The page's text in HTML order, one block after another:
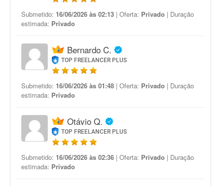
Submetido: 16/06/2026 às 02:13 | Oferta: Privado | Duração
estimada: Privado
Bernardo C.
TOP FREELANCER PLUS
Submetido: 16/06/2026 às 01:48 | Oferta: Privado | Duração
estimada: Privado
Otávio Q.
TOP FREELANCER PLUS
Submetido: 16/06/2026 às 02:36 | Oferta: Privado | Duração
estimada: Privado